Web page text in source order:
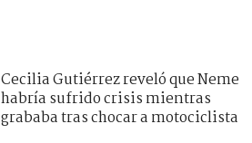
Cecilia Gutiérrez reveló que Neme
habría sufrido crisis mientras
grababa tras chocar a motociclista